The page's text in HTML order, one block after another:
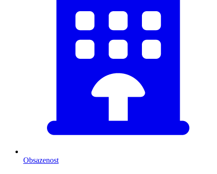
Obsazenost